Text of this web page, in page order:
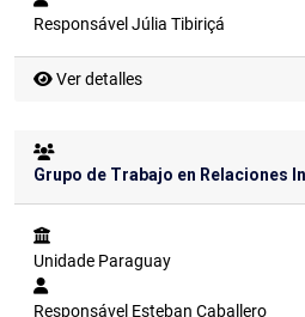
Responsável Júlia Tibiriçá
Ver detalles
Grupo de Trabajo en Relaciones
Unidade Paraguay
Responsável Esteban Caballero